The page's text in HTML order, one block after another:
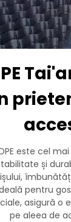
este cel
și
pentru
asigură o
pe aleea de